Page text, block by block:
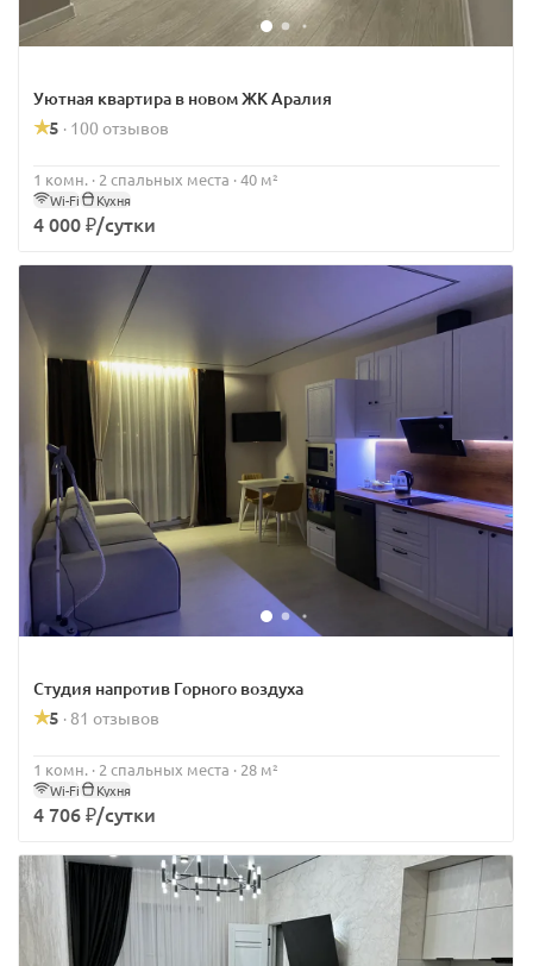
Уютная квартира в новом ЖК Аралия
5 · 100 отзывов
1 комн. · 2 спальных места · 40 м²
Wi-Fi Кухня
4 000 ₽/сутки
Студия напротив Горного воздуха
5 · 81 отзывов
1 комн. · 2 спальных места · 28 м²
Wi-Fi Кухня
4 706 ₽/сутки